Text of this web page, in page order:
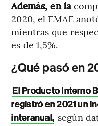
Además, en la
2020, el EMAE
mientras que
es de 1,5%.
¿Qué pasó en
El Producto Interno
registró en 2021 un
interanual, según